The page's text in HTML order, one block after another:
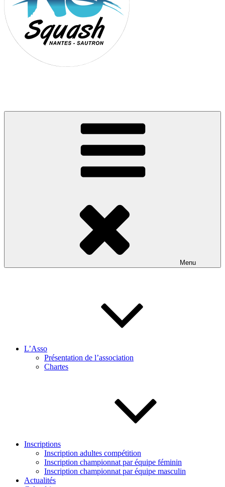
Menu
L’Asso
Présentation de l’association
Chartes
Inscriptions
Inscription adultes compétition
Inscription championnat par équipe féminin
Inscription championnat par équipe masculin
Actualités